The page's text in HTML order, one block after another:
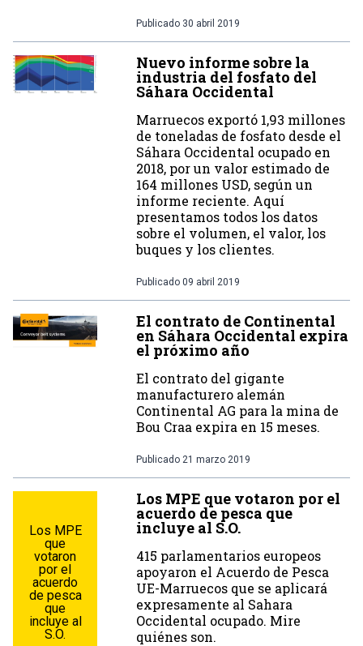
Publicado 30 abril 2019
Nuevo informe sobre la
industria del fosfato del
Sáhara Occidental
Marruecos exportó 1,93 millones
de toneladas de fosfato desde el
Sáhara Occidental ocupado en
2018, por un valor estimado de
164 millones USD, según un
informe reciente. Aquí
presentamos todos los datos
sobre el volumen, el valor, los
buques y los clientes.
Publicado 09 abril 2019
El contrato de Continental
en Sáhara Occidental expira
el próximo año
El contrato del gigante
manufacturero alemán
Continental AG para la mina de
Bou Craa expira en 15 meses.
Publicado 21 marzo 2019
Los MPE
que
votaron
por el
acuerdo
de pesca
que
incluye al
S.O.
Los MPE que votaron por el
acuerdo de pesca que
incluye al S.O.
415 parlamentarios europeos
apoyaron el Acuerdo de Pesca
UE-Marruecos que se aplicará
expresamente al Sahara
Occidental ocupado. Mire
quiénes son.